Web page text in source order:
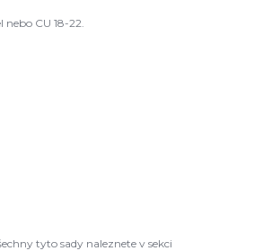
CU 18-22.
tyto sady naleznete v sekci